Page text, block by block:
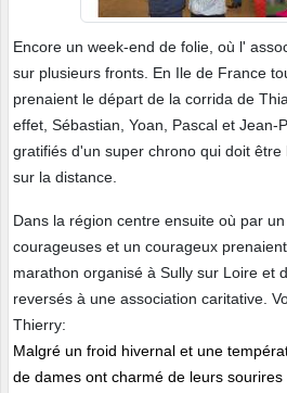
Encore un week-end de folie, où l'
sur plusieurs fronts. En Ile de France
prenaient le départ de la corrida de
effet, Sébastian, Yoan, Pascal et Jean-
gratifiés d'un super chrono qui doit
sur la distance.
Dans la région centre ensuite où par
courageuses et un courageux
marathon organisé à Sully sur Loire et
reversés à une association caritative.
Thierry:
Malgré un froid hivernal et une
de dames ont charmé de leurs